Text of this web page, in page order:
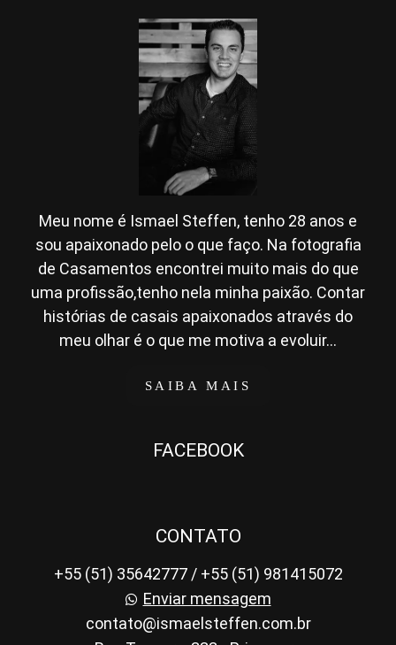
Meu nome é Ismael Steffen, tenho 28 anos e
sou apaixonado pelo o que faço. Na fotografia
de Casamentos encontrei muito mais do que
uma profissão,tenho nela minha paixão. Contar
histórias de casais apaixonados através do
meu olhar é o que me motiva a evoluir...
SAIBA MAIS
FACEBOOK
CONTATO
+55 (51) 35642777 / +55 (51) 981415072
Enviar mensagem
contato@ismaelsteffen.com.br